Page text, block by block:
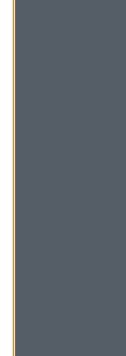
Κορινθίας -
- Άνοδος 16% για
της μετοχής
επίδομα
των Χούθι
της
και τα ειδικά
του